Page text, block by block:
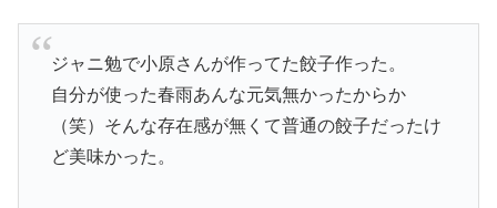
ジャニ勉で小原さんが作ってた餃子作った。
自分が使った春雨あんな元気無かったからか
（笑）そんな存在感が無くて普通の餃子だったけ
ど美味かった。